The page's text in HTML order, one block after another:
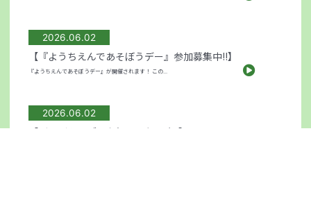
2026.06.02
【『ようちえんであそぼうデー』参加募集中!!】
『ようちえんであそぼうデー』が開催されます！ この...
2026.06.02
【ばんびクラブのお知らせ(6/11）】